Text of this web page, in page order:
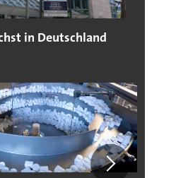
in Deutschland